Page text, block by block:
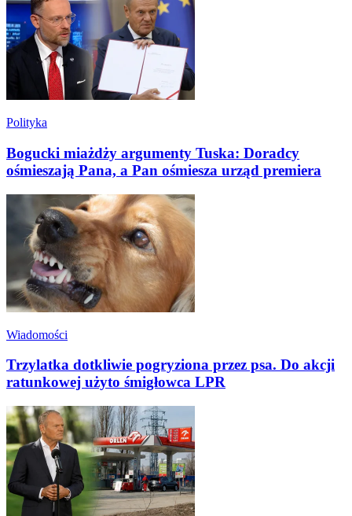
Polityka
Bogucki miażdży argumenty Tuska: Doradcy
ośmieszają Pana, a Pan ośmiesza urząd premiera
Wiadomości
Trzylatka dotkliwie pogryziona przez psa. Do akcji
ratunkowej użyto śmigłowca LPR